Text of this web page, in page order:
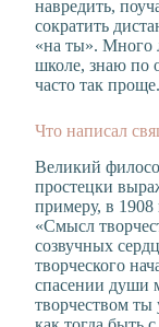
навредить,
сократить
«на ты». Много
школе, знаю по
часто так проще.
Что написал
Великий
простецки
примеру, в
«Смысл
созвучных
творческого
спасении души
творчеством